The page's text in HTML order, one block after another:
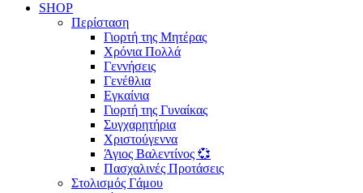
SHOP
Περίσταση
Γιορτή της Μητέρας
Χρόνια Πολλά
Γεννήσεις
Γενέθλια
Εγκαίνια
Γιορτή της Γυναίκας
Συγχαρητήρια
Χριστούγεννα
Άγιος Βαλεντίνος 💞
Πασχαλινές Προτάσεις
Στολισμός Γάμου